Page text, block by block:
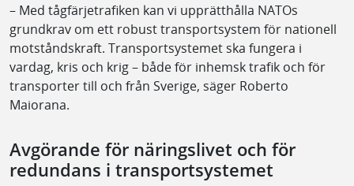
– Med tågfärjetrafiken kan vi upprätthålla NATOs
grundkrav om ett robust transportsystem för nationell
motståndskraft. Transportsystemet ska fungera i
vardag, kris och krig – både för inhemsk trafik och för
transporter till och från Sverige, säger Roberto
Maiorana.
Avgörande för näringslivet och för
redundans i transportsystemet